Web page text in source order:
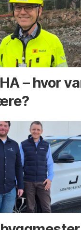
– hvor